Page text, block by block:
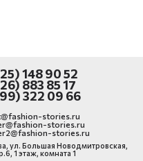
148 90 52
883 85 17
322 09 66
stories.ru
stories.ru
stories.ru
ул. Большая Новодмитровская,
1 этаж, комната 1